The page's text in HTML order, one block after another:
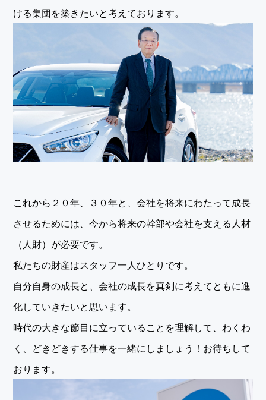
ける集団を築きたいと考えております。
これから２０年、３０年と、会社を将来にわたって成長
させるためには、今から将来の幹部や会社を支える人材
（人財）が必要です。
私たちの財産はスタッフ一人ひとりです。
自分自身の成長と、会社の成長を真剣に考えてともに進
化していきたいと思います。
時代の大きな節目に立っていることを理解して、わくわ
く、どきどきする仕事を一緒にしましょう！お待ちして
おります。